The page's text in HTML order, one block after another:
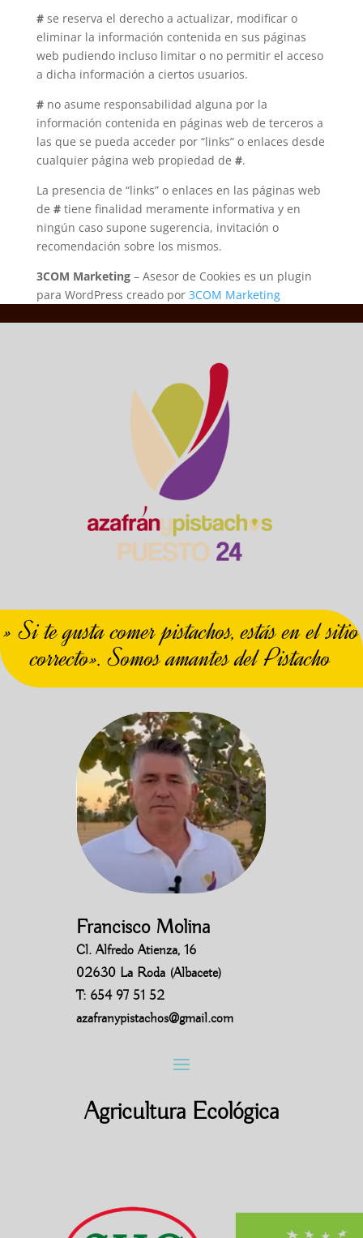
#se reserva el derecho a actualizar, modificar o
eliminar la información contenida en sus páginas
web pudiendo incluso limitar o no permitir el acceso
a dicha información a ciertos usuarios.
#no asume responsabilidad alguna por la
información contenida en páginas web de terceros a
las que se pueda acceder por “links” o enlaces desde
cualquier página web propiedad de #.
La presencia de “links” o enlaces en las páginas web
de #tiene finalidad meramente informativa y en
ningún caso supone sugerencia, invitación o
recomendación sobre los mismos.
3COM Marketing– Asesor de Cookies es un plugin
para WordPress creado por 3COM Marketing
» Si te gusta comer pistachos, estás en el sitio
correcto». Somos amantes del Pistacho
Francisco Molina
Cl. Alfredo Atienza, 16
02630 La Roda (Albacete)
T: 654 97 51 52
azafranypistachos@gmail.com
игровые автоматы на деньги
кэт казино
драгон мани
Agricultura Ecológica